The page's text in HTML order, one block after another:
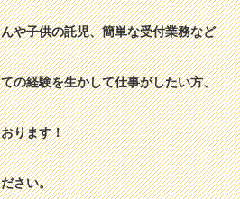
や子供の託児、簡単な受付業務など
の経験を生かして仕事がしたい方、
ります！
さい。